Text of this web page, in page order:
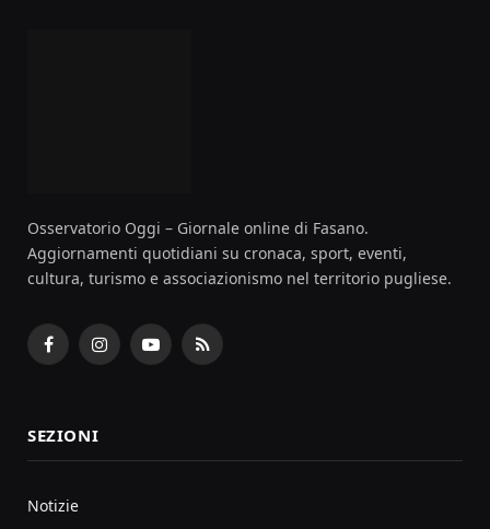
Osservatorio Oggi – Giornale online di Fasano.
Aggiornamenti quotidiani su cronaca, sport, eventi,
cultura, turismo e associazionismo nel territorio pugliese.
FacebookInstagramYouTubeRSS
SEZIONI
Notizie